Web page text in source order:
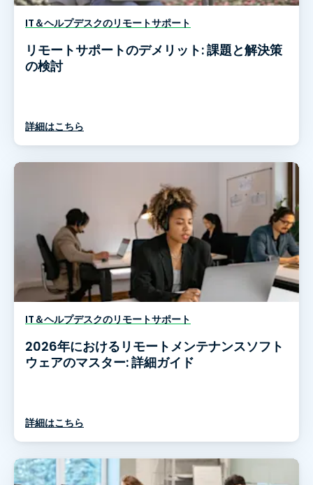
IT＆ヘルプデスクのリモートサポート
リモートサポートのデメリット: 課題と解決策
の検討
詳細はこちら
IT＆ヘルプデスクのリモートサポート
2026年におけるリモートメンテナンスソフト
ウェアのマスター: 詳細ガイド
詳細はこちら